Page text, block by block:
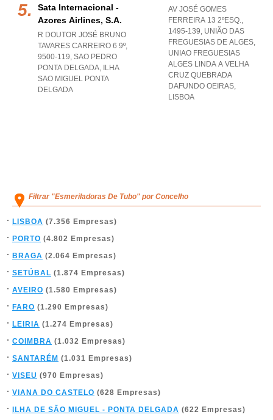
Sata Internacional -
Azores Airlines, S.a.
R DOUTOR JOSÉ BRUNO
TAVARES CARREIRO 6 9º,
9500-119, SAO PEDRO
PONTA DELGADA, ILHA
SAO MIGUEL PONTA
DELGADA
AV JOSÉ GOMES
FERREIRA 13 2ºESQ.,
1495-139, UNIÃO DAS
FREGUESIAS DE ALGES,
UNIAO FREGUESIAS
ALGES LINDA A VELHA
CRUZ QUEBRADA
DAFUNDO OEIRAS,
LISBOA
Filtrar "Esmeriladoras De Tubo" por Concelho
LISBOA (7.356 Empresas)
PORTO (4.802 Empresas)
BRAGA (2.064 Empresas)
SETÚBAL (1.874 Empresas)
AVEIRO (1.580 Empresas)
FARO (1.290 Empresas)
LEIRIA (1.274 Empresas)
COIMBRA (1.032 Empresas)
SANTARÉM (1.031 Empresas)
VISEU (970 Empresas)
VIANA DO CASTELO (628 Empresas)
ILHA DE SÃO MIGUEL - PONTA DELGADA (622 Empresas)